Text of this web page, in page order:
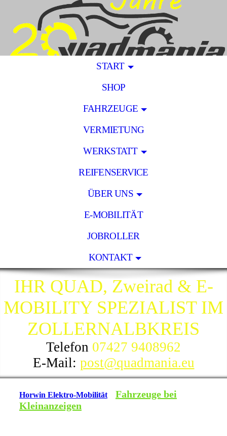
START
SHOP
FAHRZEUGE
VERMIETUNG
WERKSTATT
REIFENSERVICE
ÜBER UNS
E-MOBILITÄT
JOBROLLER
KONTAKT
IHR QUAD, Zweirad & E-
MOBILITY SPEZIALIST IM
ZOLLERNALBKREIS
Telefon 07427 9408962
E-Mail: post@quadmania.eu
Horwin Elektro-Mobilität
Fahrzeuge bei
Kleinanzeigen